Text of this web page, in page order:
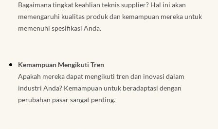
Bagaimana tingkat keahlian teknis supplier? Hal ini akan
memengaruhi kualitas produk dan kemampuan mereka untuk
memenuhi spesifikasi Anda.
Kemampuan Mengikuti Tren
Apakah mereka dapat mengikuti tren dan inovasi dalam
industri Anda? Kemampuan untuk beradaptasi dengan
perubahan pasar sangat penting.